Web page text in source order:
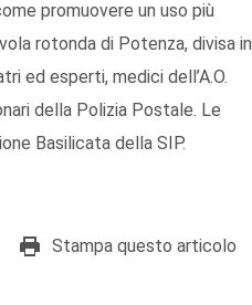
promuovere un uso più
rotonda di Potenza, divisa in
ed esperti, medici dell’A.O.
della Polizia Postale. Le
Basilicata della SIP.
Stampa questo articolo